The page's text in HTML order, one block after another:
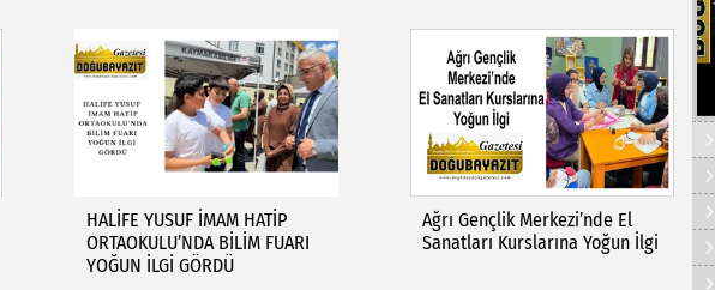
HALİFE YUSUF İMAM HATİP
ORTAOKULU’NDA BİLİM FUARI
YOĞUN İLGİ GÖRDÜ
Ağrı Gençlik Merkezi’nde El
Sanatları Kurslarına Yoğun İlgi